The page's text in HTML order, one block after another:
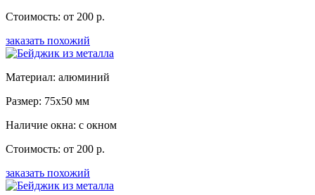
Стоимость: от 200 р.
заказать похожий
Материал: алюминий
Размер: 75x50 мм
Наличие окна: с окном
Стоимость: от 200 р.
заказать похожий